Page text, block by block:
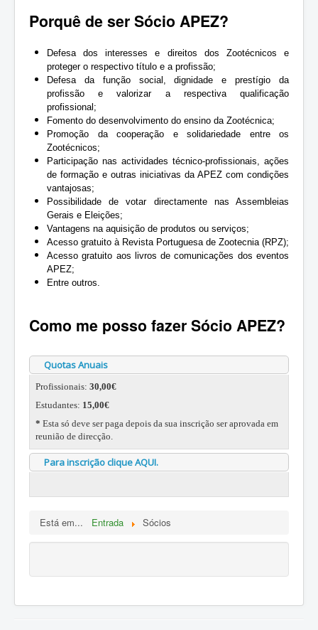
Porquê de ser Sócio APEZ?
Defesa dos interesses e direitos dos Zootécnicos e
proteger o respectivo título e a profissão;
Defesa da função social, dignidade e prestígio da
profissão e valorizar a respectiva qualificação
profissional;
Fomento do desenvolvimento do ensino da Zootécnica;
Promoção da cooperação e solidariedade entre os
Zootécnicos;
Participação nas actividades técnico-profissionais, ações
de formação e outras iniciativas da APEZ com condições
vantajosas;
Possibilidade de votar directamente nas Assembleias
Gerais e Eleições;
Vantagens na aquisição de produtos ou serviços;
Acesso gratuito à Revista Portuguesa de Zootecnia (RPZ);
Acesso gratuito aos livros de comunicações dos eventos
APEZ;
Entre outros.
Como me posso fazer Sócio APEZ?
Quotas Anuais
Profissionais: 30,00€
Estudantes: 15,00€
* Esta só deve ser paga depois da sua inscrição ser aprovada em
reunião de direcção.
Para inscrição clique AQUI.
Está em... Entrada Sócios